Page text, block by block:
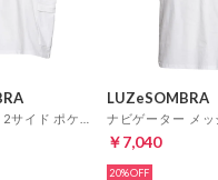
LUZeSOMBRA
￥7,040
20%